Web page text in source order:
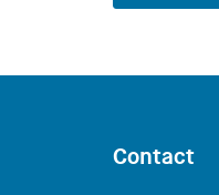
Contact